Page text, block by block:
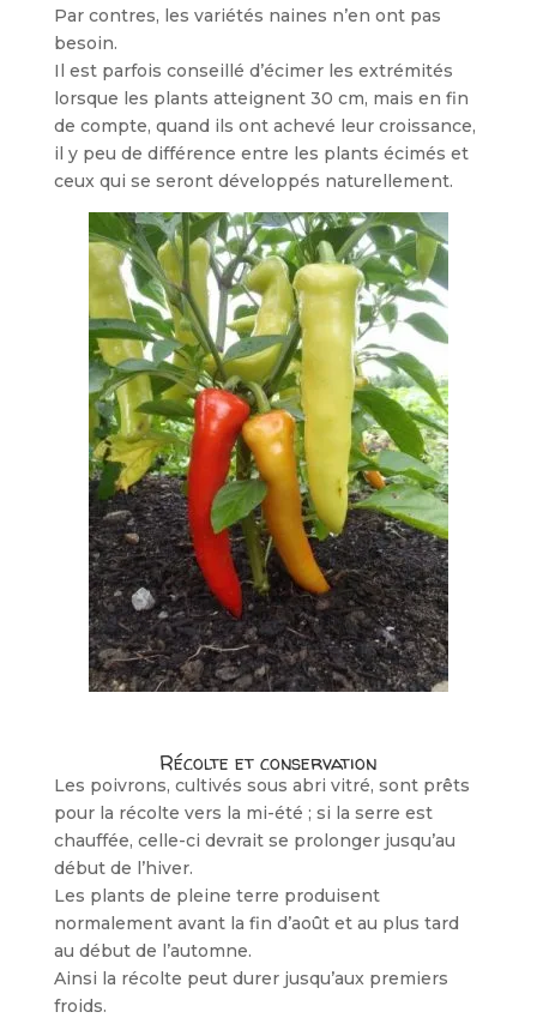
Par contres, les variétés naines n’en ont pas
besoin.
Il est parfois conseillé d’écimer les extrémités
lorsque les plants atteignent 30 cm, mais en fin
de compte, quand ils ont achevé leur croissance,
il y peu de différence entre les plants écimés et
ceux qui se seront développés naturellement.
Récolte et conservation
Les poivrons, cultivés sous abri vitré, sont prêts
pour la récolte vers la mi-été ; si la serre est
chauffée, celle-ci devrait se prolonger jusqu’au
début de l’hiver.
Les plants de pleine terre produisent
normalement avant la fin d’août et au plus tard
au début de l’automne.
Ainsi la récolte peut durer jusqu’aux premiers
froids.